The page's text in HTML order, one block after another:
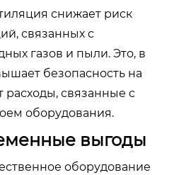
снижает риск
связанных с
газов и пыли. Это, в
безопасность на
расходы, связанные с
оборудования.
выгоды
оборудование